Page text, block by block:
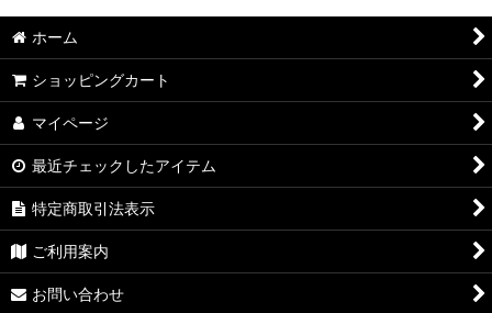
ホーム
ショッピングカート
マイページ
最近チェックしたアイテム
特定商取引法表示
ご利用案内
お問い合わせ